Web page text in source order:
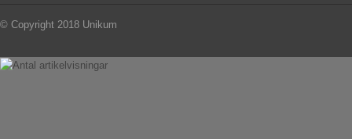
© Copyright 2018 Unikum